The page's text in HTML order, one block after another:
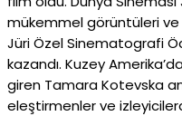
mükemmel görüntüleri ve
Jüri Özel Sinematografi
kazandı. Kuzey
giren Tamara Kotevska
eleştirmenler ve